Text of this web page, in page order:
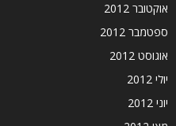
אוקטובר 2012
ספטמבר 2012
אוגוסט 2012
יולי 2012
יוני 2012